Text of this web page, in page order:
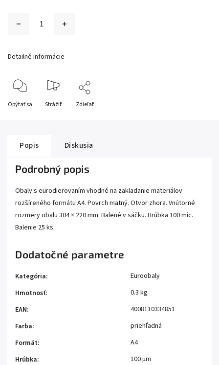
Detailné informácie
Opýtať sa Strážiť Zdieľať
Popis Diskusia
Podrobný popis
Obaly s eurodierovaním vhodné na zakladanie materiálov
rozšíreného formátu A4. Povrch matný. Otvor zhora. Vnútorné
rozmery obalu 304 × 220 mm. Balené v sáčku. Hrúbka 100 mic.
Balenie 25 ks.
Dodatočné parametre
Kategória:
Euroobaly
Hmotnosť:
0.3 kg
EAN:
4008110334851
Farba:
priehľadná
Formát:
A4
Hrúbka:
100 μm